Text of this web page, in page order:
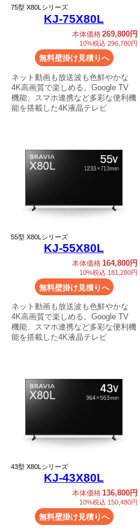
75型 X80Lシリーズ
KJ-75X80L
本体価格269,800円
10%税込 296,780円
無料壁掛け見積りへ
ネット動画も放送波も色鮮やかな
4K高画質で楽しめる。Google TV
機能、スマホ連携など多彩な便利機
能を搭載した4K液晶テレビ
55型 X80Lシリーズ
KJ-55X80L
本体価格164,800円
10%税込 181,280円
無料壁掛け見積りへ
ネット動画も放送波も色鮮やかな
4K高画質で楽しめる。Google TV
機能、スマホ連携など多彩な便利機
能を搭載した4K液晶テレビ
43型 X80Lシリーズ
KJ-43X80L
本体価格 136,800円
10%税込 150,480円
無料壁掛け見積りへ